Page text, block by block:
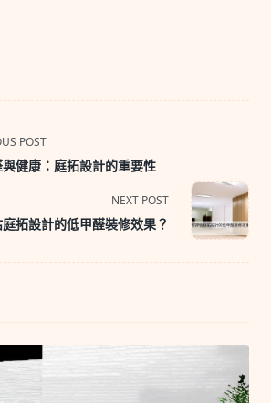
POST
健康：庭拓設計的重要性
NEXT POST
拓設計的低甲醛裝修效果？